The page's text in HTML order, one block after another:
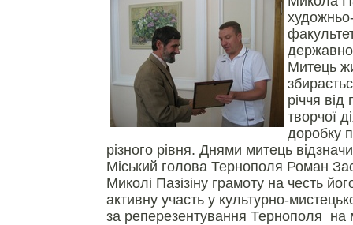
Митець
річчя від
творчої
доробку
різного рівня. Днями митець
Міський голова Тернополя Роман
Миколі Пазізіну грамоту на честь
активну участь у культурно-
за реперезентування Тернополя на